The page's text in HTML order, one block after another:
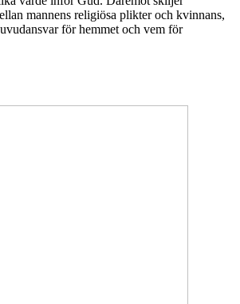
mannens religiösa plikter och kvinnans,
för hemmet och vem för